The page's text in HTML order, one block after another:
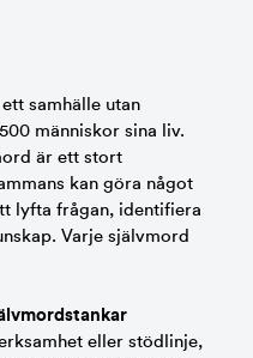
samhälle utan
människor sina liv.
är ett stort
kan göra något
lyfta frågan, identifiera
Varje självmord
eller stödlinje,